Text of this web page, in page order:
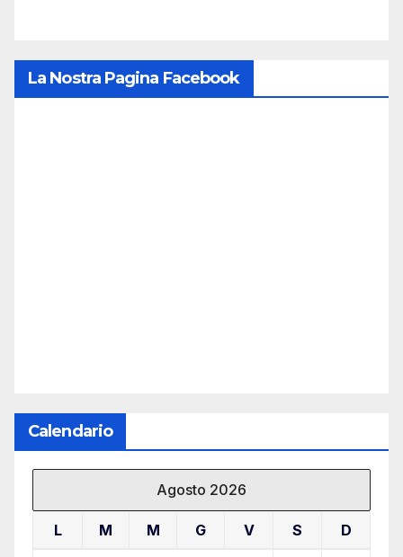
La Nostra Pagina Facebook
Calendario
Agosto 2026
L M M G V S D